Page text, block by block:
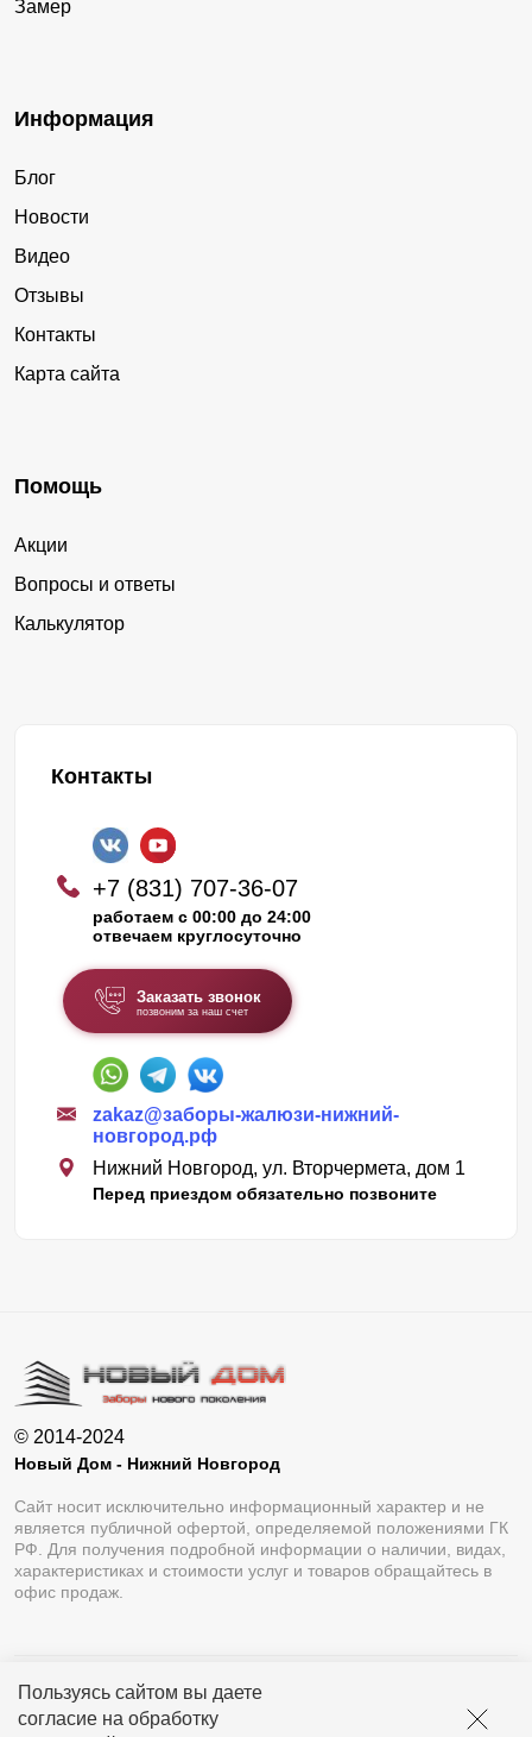
Пользуясь сайтом вы даете
согласие на обработку
Замер
Информация
Блог
Новости
Видео
Отзывы
Контакты
Карта сайта
Помощь
Акции
Вопросы и ответы
Калькулятор
Контакты
+7 (831) 707-36-07
работаем с 00:00 до 24:00
отвечаем круглосуточно
Заказать звонок
позвоним за наш счет
zakaz@заборы-жалюзи-нижний-
новгород.рф
Нижний Новгород, ул. Вторчермета, дом 1
Перед приездом обязательно позвоните
© 2014-2024
Новый Дом - Нижний Новгород
Сайт носит исключительно информационный характер и не
является публичной офертой, определяемой положениями ГК
РФ. Для получения подробной информации о наличии, видах,
характеристиках и стоимости услуг и товаров обращайтесь в
офис продаж.
Разработка сайтаLukevium